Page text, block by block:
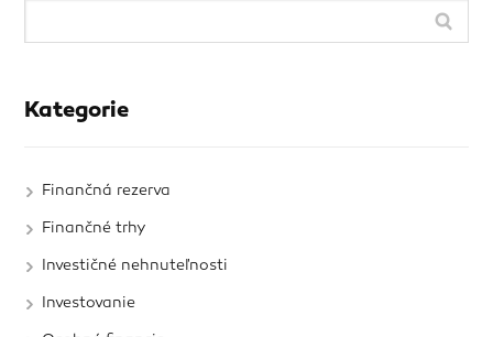
Kategorie
Finančná rezerva
Finančné trhy
Investičné nehnuteľnosti
Investovanie